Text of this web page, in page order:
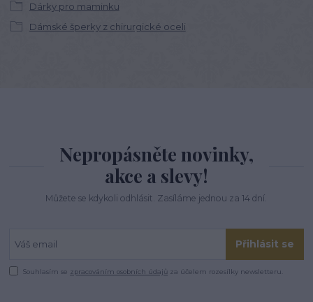
Dárky pro maminku
Dámské šperky z chirurgické oceli
Nepropásněte novinky,
akce a slevy!
Můžete se kdykoli odhlásit. Zasíláme jednou za 14 dní.
Přihlásit se
Souhlasím se zpracováním osobních údajů za účelem rozesílky newsletteru.